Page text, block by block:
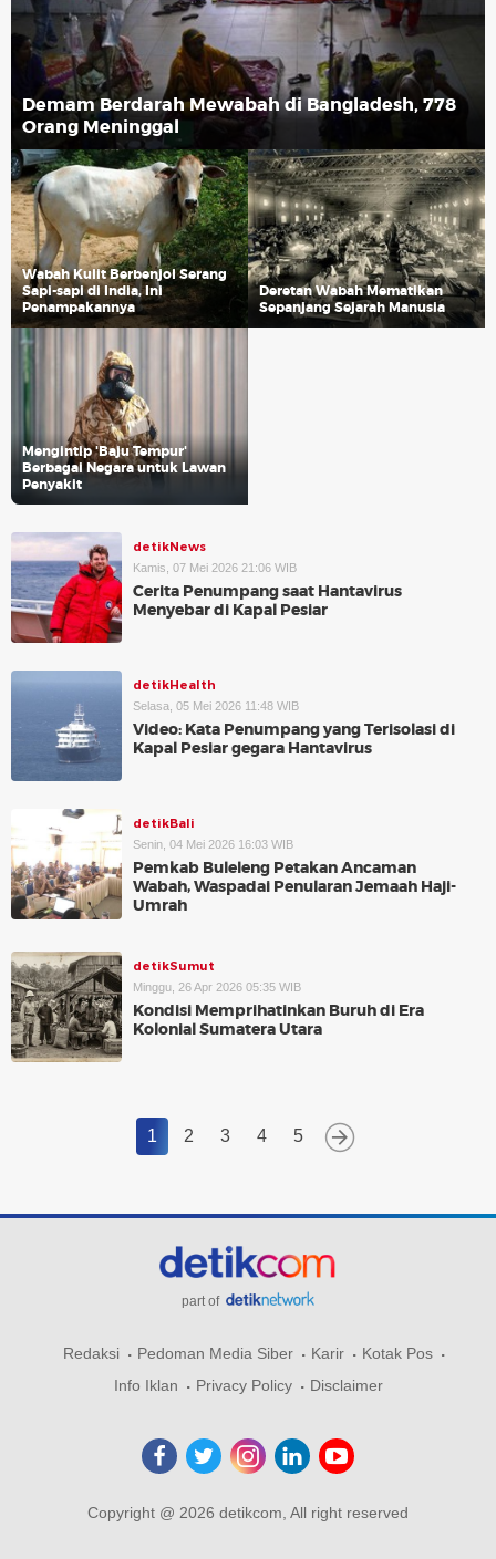
Demam Berdarah Mewabah di Bangladesh, 778
Orang Meninggal
Wabah Kulit Berbenjol Serang
Sapi-sapi di India, Ini
Penampakannya
Deretan Wabah Mematikan
Sepanjang Sejarah Manusia
Mengintip 'Baju Tempur'
Berbagai Negara untuk Lawan
Penyakit
detikNews
Kamis, 07 Mei 2026 21:06 WIB
⁠Cerita Penumpang saat Hantavirus
Menyebar di Kapal Pesiar
detikHealth
Selasa, 05 Mei 2026 11:48 WIB
Video: Kata Penumpang yang Terisolasi di
Kapal Pesiar gegara Hantavirus
detikBali
Senin, 04 Mei 2026 16:03 WIB
Pemkab Buleleng Petakan Ancaman
Wabah, Waspadai Penularan Jemaah Haji-
Umrah
detikSumut
Minggu, 26 Apr 2026 05:35 WIB
Kondisi Memprihatinkan Buruh di Era
Kolonial Sumatera Utara
1 2 3 4 5
part of
Redaksi Pedoman Media Siber Karir
Kotak Pos
Info Iklan
Privacy Policy Disclaimer
Copyright @ 2026 detikcom, All right reserved